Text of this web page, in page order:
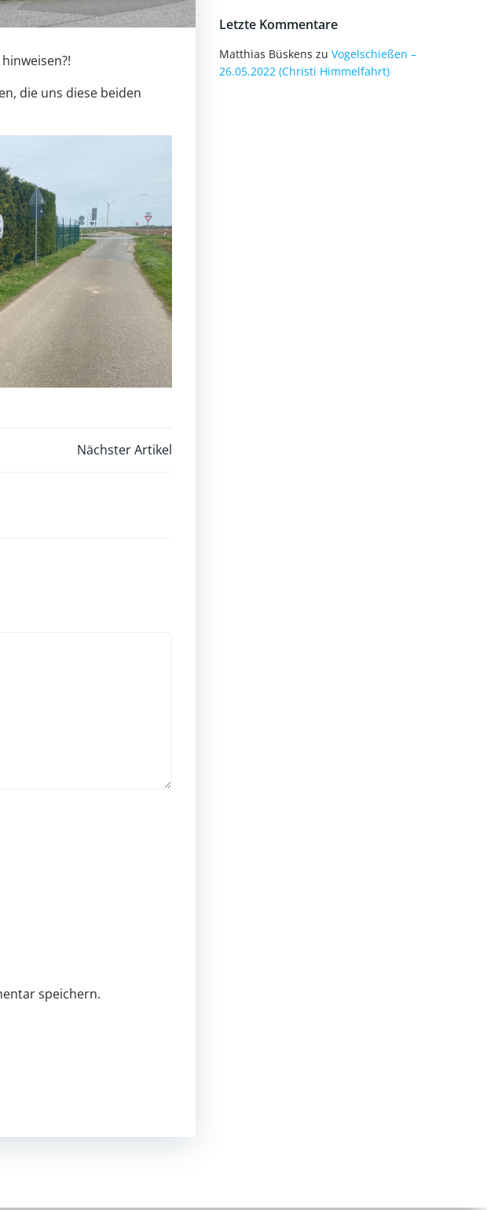
die uns diese beiden
Nächster Artikel
speichern.
Letzte Kommentare
Matthias Büskens zu Vogelschießen –
26.05.2022 (Christi Himmelfahrt)